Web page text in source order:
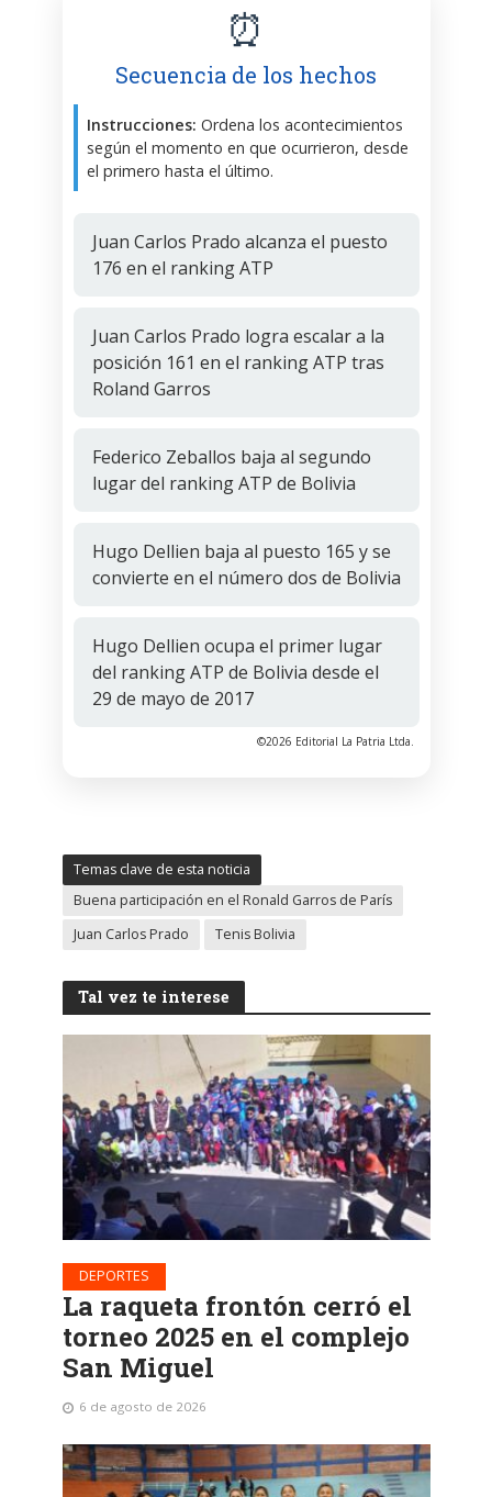
⏰
Secuencia de los hechos
Instrucciones: Ordena los acontecimientos
según el momento en que ocurrieron, desde
el primero hasta el último.
Juan Carlos Prado alcanza el puesto
176 en el ranking ATP
Juan Carlos Prado logra escalar a la
posición 161 en el ranking ATP tras
Roland Garros
Federico Zeballos baja al segundo
lugar del ranking ATP de Bolivia
Hugo Dellien baja al puesto 165 y se
convierte en el número dos de Bolivia
Hugo Dellien ocupa el primer lugar
del ranking ATP de Bolivia desde el
29 de mayo de 2017
©2026 Editorial La Patria Ltda.
Temas clave de esta noticia
Buena participación en el Ronald Garros de París
Juan Carlos Prado
Tenis Bolivia
Tal vez te interese
DEPORTES
La raqueta frontón cerró el
torneo 2025 en el complejo
San Miguel
6 de agosto de 2026